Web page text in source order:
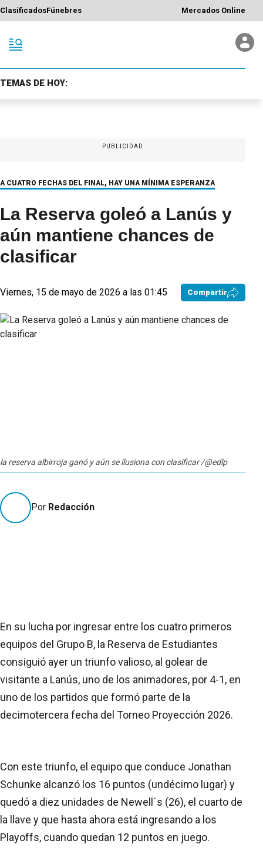
ClasificadosFúnebres Mercados Online
TEMAS DE HOY:
PUBLICIDAD
A CUATRO FECHAS DEL FINAL, HAY UNA MÍNIMA ESPERANZA
La Reserva goleó a Lanús y
aún mantiene chances de
clasificar
Viernes, 15 de mayo de 2026 a las 01:45 Compartir
la reserva albirroja ganó y aún se ilusiona con clasificar /@edlp
Por Redacción
En su lucha por ingresar entre los cuatro primeros
equipos del Grupo B, la Reserva de Estudiantes
consiguió ayer un triunfo valioso, al golear de
visitante a Lanús, uno de los animadores, por 4-1, en
uno de los partidos que formó parte de la
decimotercera fecha del Torneo Proyección 2026.
Con este triunfo, el equipo que conduce Jonathan
Schunke alcanzó los 16 puntos (undécimo lugar) y
quedó a diez unidades de Newell´s (26), el cuarto de
la llave y que hasta ahora está ingresando a los
Playoffs, cuando quedan 12 puntos en juego.